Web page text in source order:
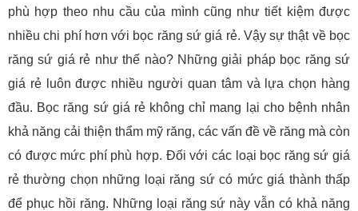
phù hợp theo nhu cầu của mình cũng như tiết kiệm được
nhiều chi phí hơn với bọc răng sứ giá rẻ. Vậy sự thật về bọc
răng sứ giá rẻ như thế nào? Những giải pháp bọc răng sứ
giá rẻ luôn được nhiều người quan tâm và lựa chọn hàng
đầu. Bọc răng sứ giá rẻ không chỉ mang lại cho bệnh nhân
khả năng cải thiện thẩm mỹ răng, các vấn đề về răng mà còn
có được mức phí phù hợp. Đối với các loại bọc răng sứ giá
rẻ thường chọn những loại răng sứ có mức giá thành thấp
để phục hồi răng. Những loại răng sứ này vẫn có khả năng